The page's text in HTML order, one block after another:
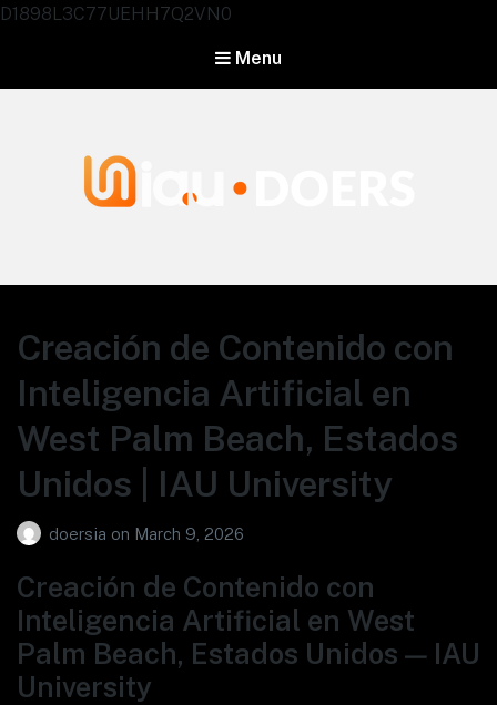
D1898L3C77UEHH7Q2VN0
Menu
Creación de Contenido con
Inteligencia Artificial en
West Palm Beach, Estados
Unidos | IAU University
doersia on March 9, 2026
Creación de Contenido con
Inteligencia Artificial en West
Palm Beach, Estados Unidos — IAU
University